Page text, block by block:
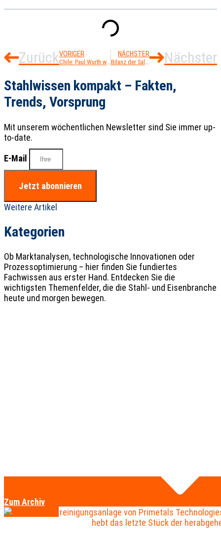
ZurückVORIGER NÄCHSTER Nächster
Stahlwissen kompakt – Fakten,
Trends, Vorsprung
Mit unserem wöchentlichen Newsletter sind Sie immer up-
to-date.
E-Mail
Jetzt abonnieren
Weitere Artikel
Kategorien
Ob Marktanalysen, technologische Innovationen oder
Prozessoptimierung – hier finden Sie fundiertes
Fachwissen aus erster Hand. Entdecken Sie die
wichtigsten Themenfelder, die die Stahl- und Eisenbranche
heute und morgen bewegen.
Zum Archiv